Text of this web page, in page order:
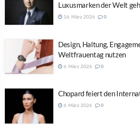
Luxusmarken der Welt
16. März 2026 0
Design, Haltung,
Weltfrauentag nutzen
6. März 2026 0
Chopard feiert den
6. März 2026 0